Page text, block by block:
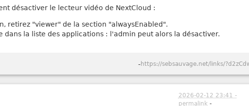
désactiver le lecteur vidéo de NextCloud :
retirez "viewer" de la section "alwaysEnabled".
dans la liste des applications : l'admin peut alors la désactiver.
-https://sebsauvage.net/links/
2026-02-12 23:41 -
permalink-